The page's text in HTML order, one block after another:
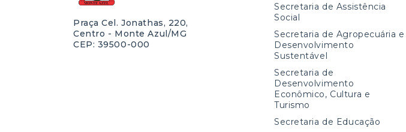
Praça Cel. Jonathas, 220,
Centro - Monte Azul/MG
CEP: 39500-000
Secretaria de Assistência
Social
Secretaria de Agropecuária e
Desenvolvimento
Sustentável
Secretaria de
Desenvolvimento
Econômico, Cultura e
Turismo
Secretaria de Educação